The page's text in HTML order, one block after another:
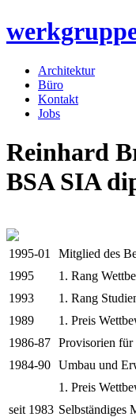
Architektur
Büro
Kontakt
Jobs
Reinhard
BSA SIA
1995-01
Mitglied des
1995
1. Rang
1993
1. Rang
1989
1. Preis
1986-87 Provisorien
1984-90 Umbau und
1. Preis
seit 1983 Selbständiges